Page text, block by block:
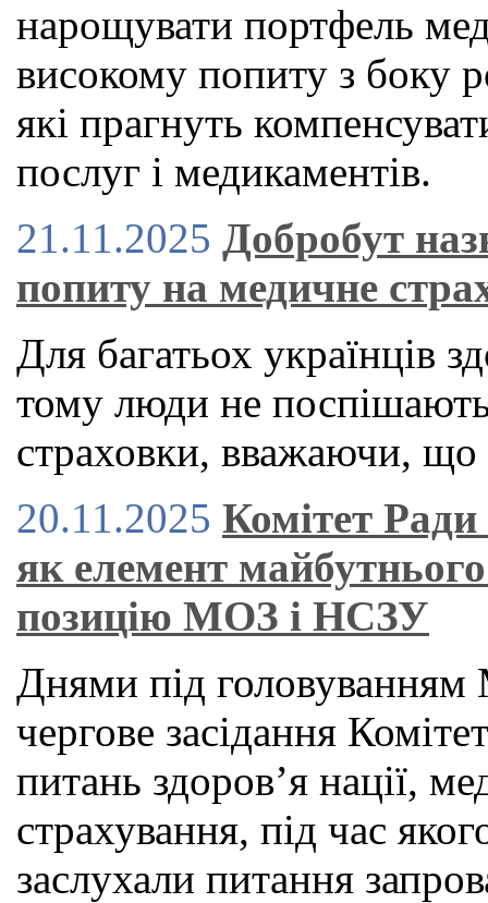
нарощувати портфель
високому попиту з боку
які прагнуть
послуг і медикаментів.
21.11.2025 Добробут
попиту на медичне
Для багатьох українців
тому люди не
страховки, вважаючи, що
20.11.2025 Комітет Ради
як елемент
позицію МОЗ і НСЗУ
Днями під головуванням
чергове засідання
питань здоров’я нації,
страхування, під час
заслухали питання